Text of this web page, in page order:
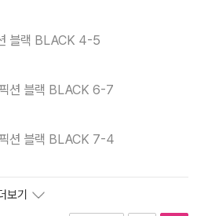
블랙 BLACK 4-5
션 블랙 BLACK 6-7
션 블랙 BLACK 7-4
보기